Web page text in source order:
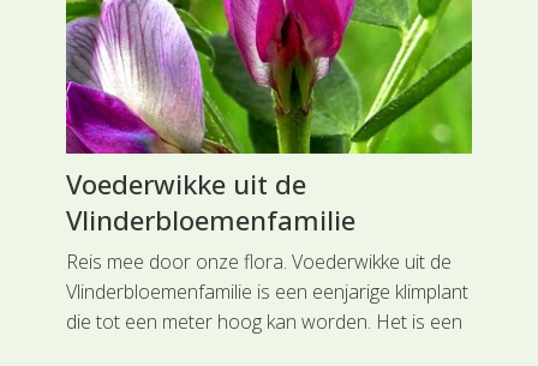
Voederwikke uit de
Vlinderbloemenfamilie
Reis mee door onze flora. Voederwikke uit de
Vlinderbloemenfamilie is een eenjarige klimplant
die tot een meter hoog kan worden. Het is een